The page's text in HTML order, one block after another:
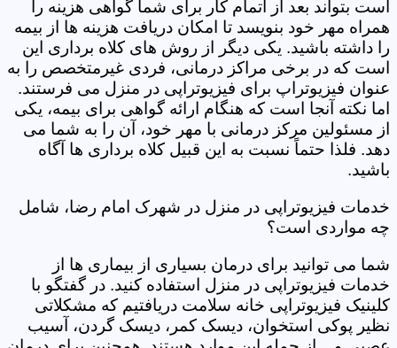
است بتواند بعد از اتمام کار برای شما گواهی هزینه را
همراه مهر خود بنویسد تا امکان دریافت هزینه ها از بیمه
را داشته باشید. یکی دیگر از روش های کلاه برداری این
است که در برخی مراکز درمانی، فردی غیرمتخصص را به
عنوان فیزیوتراپ برای فیزیوتراپی در منزل می فرستند.
اما نکته آنجا است که هنگام ارائه گواهی برای بیمه، یکی
از مسئولین مرکز درمانی با مهر خود، آن را به شما می
دهد. فلذا حتماً نسبت به این قبیل کلاه برداری ها آگاه
باشید.
خدمات فیزیوتراپی در منزل در شهرک امام رضا، شامل
چه مواردی است؟
شما می توانید برای درمان بسیاری از بیماری ها از
خدمات فیزیوتراپی در منزل استفاده کنید. در گفتگو با
کلینیک فیزیوتراپی خانه سلامت دریافتیم که مشکلاتی
نظیر پوکی استخوان، دیسک کمر، دیسک گردن، آسیب